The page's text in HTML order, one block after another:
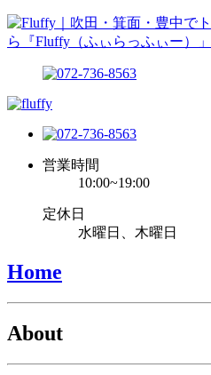
営業時間
10:00~19:00
定休日
水曜日、木曜日
Home
About